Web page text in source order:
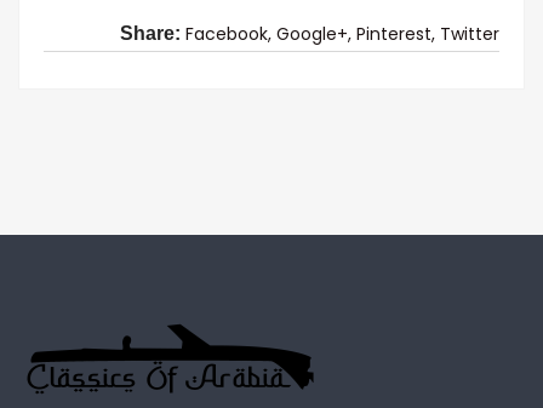
Share: Facebook, Google+, Pinterest, Twitter